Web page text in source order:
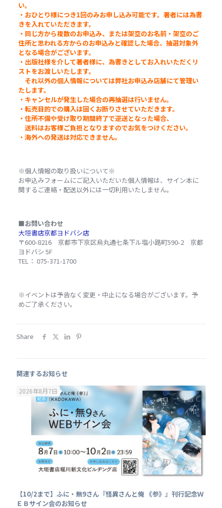
い。
・おひとり様につき1回のみお申し込み可能です。著者には為書
きを入れていただきます。
・同じ方から複数のお申込み、または架空のお名前・架空のご
住所と思われる方からのお申込みと確認した場合、抽選対象外
となる場合がございます。
・出版社様を介して著者様に、為書きとしてお入れいただくリ
ストをお渡しいたします。
それ以外の個人情報については弊社お申込み店舗にて管理い
たします。
・キャンセルが発生した場合の再抽選は行いません。
・転売目的での購入は固くお断りさせていただきます。
・住所不備や受け取り期間終了で逆送となった場合、
送料はお客様ご負担となりますのでお気をつけください。
・海外への発送は対応できません。
※個人情報の取り扱いについて※
お申込みフォームにご記入いただいた個人情報は、サイン本に
関するご連絡・配送以外には一切利用いたしません。
■お問い合わせ
大垣書店京都ヨドバシ店
〒600-8216 京都市下京区烏丸通七条下ル塩小路町590-2 京都
ヨドバシ 5F
TEL： 075-371-1700
※イベントは予告なく変更・中止になる場合がございます。予
めご了承ください。
Share
関連するお知らせ
2026年8月7日
【10/2まで】ふに・無9さん『怪異さんと俺 《参》』刊行記念Ｗ
ＥＢサイン会のお知らせ